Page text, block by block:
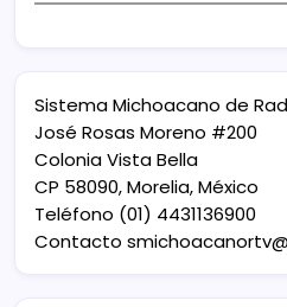
Sistema Michoacano de
José Rosas Moreno #200
Colonia Vista Bella
CP 58090, Morelia, México
Teléfono (01) 4431136900
Contacto